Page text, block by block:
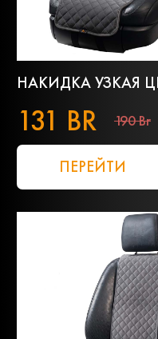
НАКИДКА УЗКАЯ
131 BR 190 Br
ПЕРЕЙТИ